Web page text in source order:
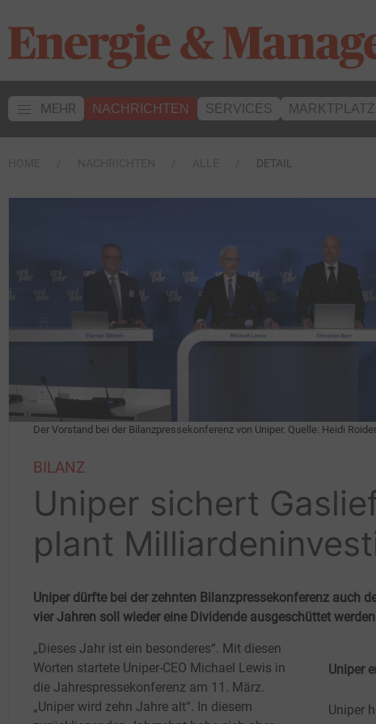
MEHR NACHRICHTEN SERVICES MARKTPLATZ
DETAIL
Der Vorstand bei der Bilanzpressekonferenz von Uniper. Quelle: Heidi Roider
BILANZ
Uniper sichert
plant
Uniper dürfte bei der zehnten Bilanzpressekonferenz auch
vier Jahren soll wieder eine Dividende ausgeschüttet
„Dieses Jahr ist ein besonderes“. Mit diesen
Worten startete Uniper-CEO Michael Lewis in
die Jahrespressekonferenz am 11. März.
„Uniper wird zehn Jahre alt“. In diesem
Uniper
Uniper